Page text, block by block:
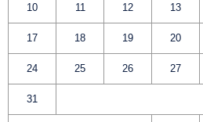
10 11 12 13
17 18 19 20
24 25 26 27
31